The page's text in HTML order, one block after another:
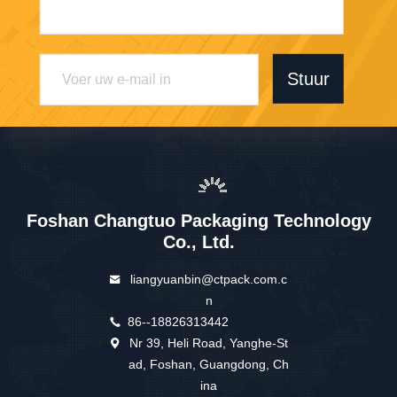
Stuur
Foshan Changtuo Packaging Technology
Co., Ltd.
liangyuanbin@ctpack.com.c
n
86--18826313442
Nr 39, Heli Road, Yanghe-St
ad, Foshan, Guangdong, Ch
ina